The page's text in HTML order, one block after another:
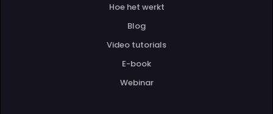
Hoe het werkt
Blog
Video tutorials
E-book
Webinar